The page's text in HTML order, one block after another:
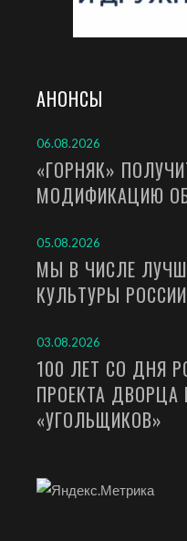
АНОНСЫ
06.08.2026
«ГОРНЯК»
МОДИФИКАЦИЮ
05.08.2026
МЫ В ЧИСЛЕ
КУЛЬТУРЫ РОССИИ
03.08.2026
100 ЛЕТ СО ДНЯ
ПРОЕКТА ДВОРЦА
«УГОЛЬЩИКОВ»